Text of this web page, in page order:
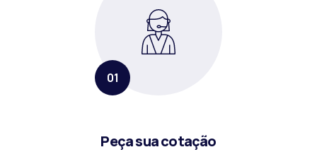
01
Peça sua cotação